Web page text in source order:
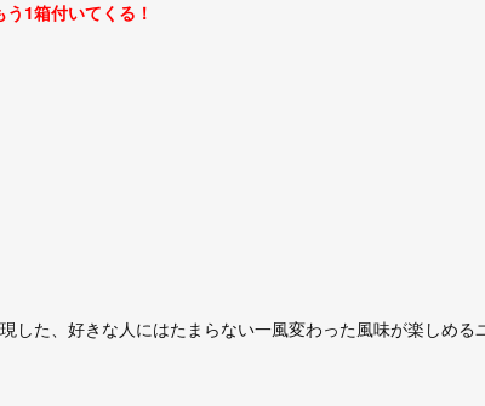
1箱付いてくる！
した、好きな人にはたまらない一風変わった風味が楽しめる